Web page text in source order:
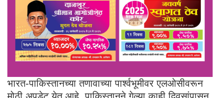
भारत-पाकिस्तानच्या तणावाच्या पार्श्वभूमीवर एलओसीवरून